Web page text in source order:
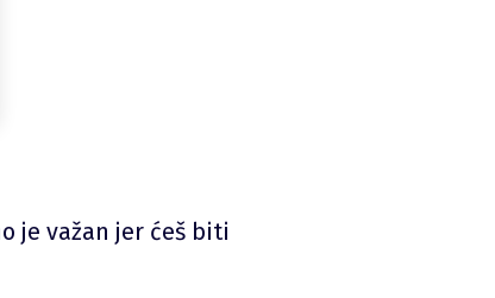
je važan jer ćeš biti